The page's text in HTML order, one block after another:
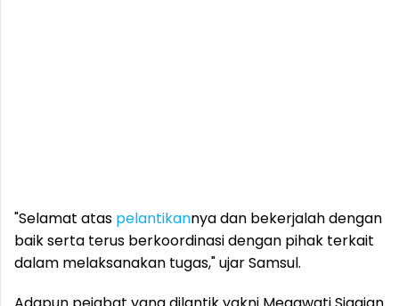
"Selamat atas pelantikannya dan bekerjalah dengan
baik serta terus berkoordinasi dengan pihak terkait
dalam melaksanakan tugas," ujar Samsul.